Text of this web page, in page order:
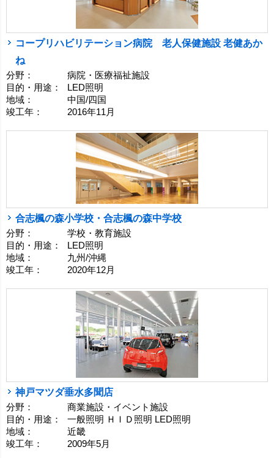
コープリハビリテーション病院 老人保健施設 老健あか
ね
分野：
病院・医療福祉施設
目的・用途：
LED照明
地域：
中国/四国
竣工年：
2016年11月
合志楓の森小学校・合志楓の森中学校
分野：
学校・教育施設
目的・用途：
LED照明
地域：
九州/沖縄
竣工年：
2020年12月
神戸マツダ垂水多聞店
分野：
商業施設・イベント施設
目的・用途：
一般照明 ＨＩＤ照明 LED照明
地域：
近畿
竣工年：
2009年5月